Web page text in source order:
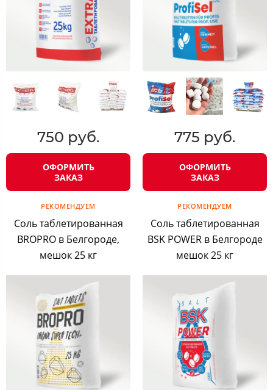
750 руб.
ОФОРМИТЬ
ЗАКАЗ
775 руб.
ОФОРМИТЬ
ЗАКАЗ
РЕКОМЕНДУЕМ
Соль таблетированная
BROPRO в Белгороде,
мешок 25 кг
РЕКОМЕНДУЕМ
Соль таблетированная
BSK POWER в Белгороде
мешок 25 кг